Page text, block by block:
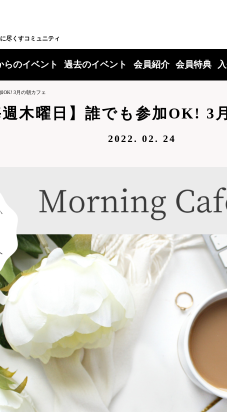
尽くすコミュニティ
らのイベント 過去のイベント 会員紹介 会員特典
OK! 3月の朝カフェ
週木曜日】誰でも参加OK! 3
2022. 02. 24